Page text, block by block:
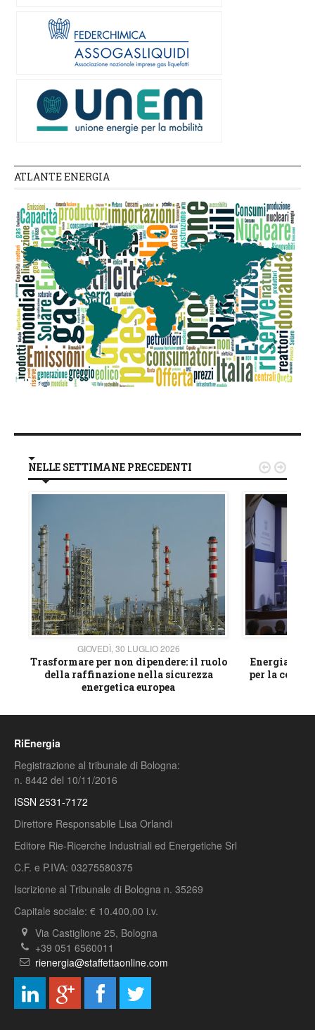
ATLANTE ENERGIA
NELLE SETTIMANE PRECEDENTI
GIOVEDÌ, 30 LUGLIO 2026
Trasformare per non dipendere: il ruolo
della raffinazione nella sicurezza
energetica europea
Energia e
per la
 
RiEnergia
Registrazione al tribunale di Bologna:
n. 8442 del 10/11/2016
ISSN 2531-7172
Direttore Responsabile Lisa Orlandi
Editore Rie-Ricerche Industriali ed Energetiche Srl
C.F. e P.IVA: 03275580375
Iscrizione al Tribunale di Bologna n. 35269
Capitale sociale: € 10.400,00 i.v.
Via Castiglione 25, Bologna
+39 051 6560011
rienergia@staffettaonline.com